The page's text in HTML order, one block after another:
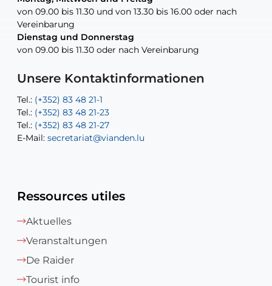
von 09.00 bis 11.30 und von 13.30 bis 16.00 oder nach
Vereinbarung
Dienstag und Donnerstag
von 09.00 bis 11.30 oder nach Vereinbarung
Unsere Kontaktinformationen
Tel.: (+352) 83 48 21-1
Tel.: (+352) 83 48 21-23
Tel.: (+352) 83 48 21-27
E-Mail: secretariat@vianden.lu
von 09.00 bis 11.30 und von 13.30 bis 16.00 oder nach
Vereinbarung
Dienstag und Donnerstag
von 09.00 bis 11.30 oder nach Vereinbarung
Tel.: (+352) 83 48 21-20
Tel.: (+352) 83 48 21-22
E-Mail:sofia.carvalho@vianden.lu
E-Mail: diane.storn@vianden.lu
Tel.: (+352) 83 48 21-24
E-Mail: aisha.abdullah@vianden.lu
E-Mail:jos.cormemans@vianden.lu
Tel.: (+352) 83 48 21-51
E-Mail:atelier@vianden.lu
Ressources utiles
Aktuelles
Veranstaltungen
De Raider
Tourist info